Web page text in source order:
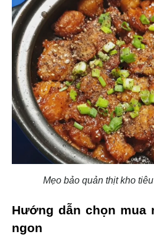
Mẹo bảo quản thịt kho
Hướng dẫn chọn mua
ngon